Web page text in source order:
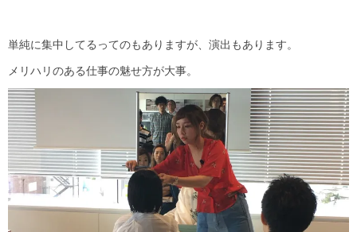
単純に集中してるってのもありますが、演出もあります。
メリハリのある仕事の魅せ方が大事。